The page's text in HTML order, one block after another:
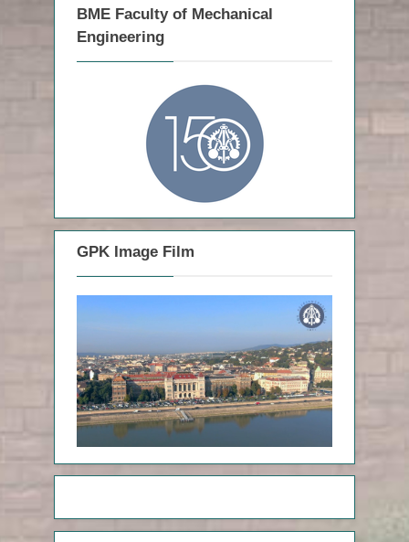
BME Faculty of Mechanical
Engineering
GPK Image Film